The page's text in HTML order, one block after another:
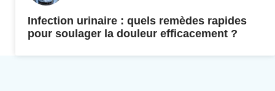
Infection urinaire : quels remèdes rapides
pour soulager la douleur efficacement ?